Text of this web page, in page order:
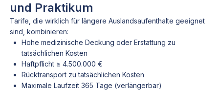
und Praktikum
Tarife, die wirklich für längere Auslandsaufenthalte geeignet
sind, kombinieren:
Hohe medizinische Deckung oder Erstattung zu
tatsächlichen Kosten
Haftpflicht ≥ 4.500.000 €
Rücktransport zu tatsächlichen Kosten
Maximale Laufzeit 365 Tage (verlängerbar)